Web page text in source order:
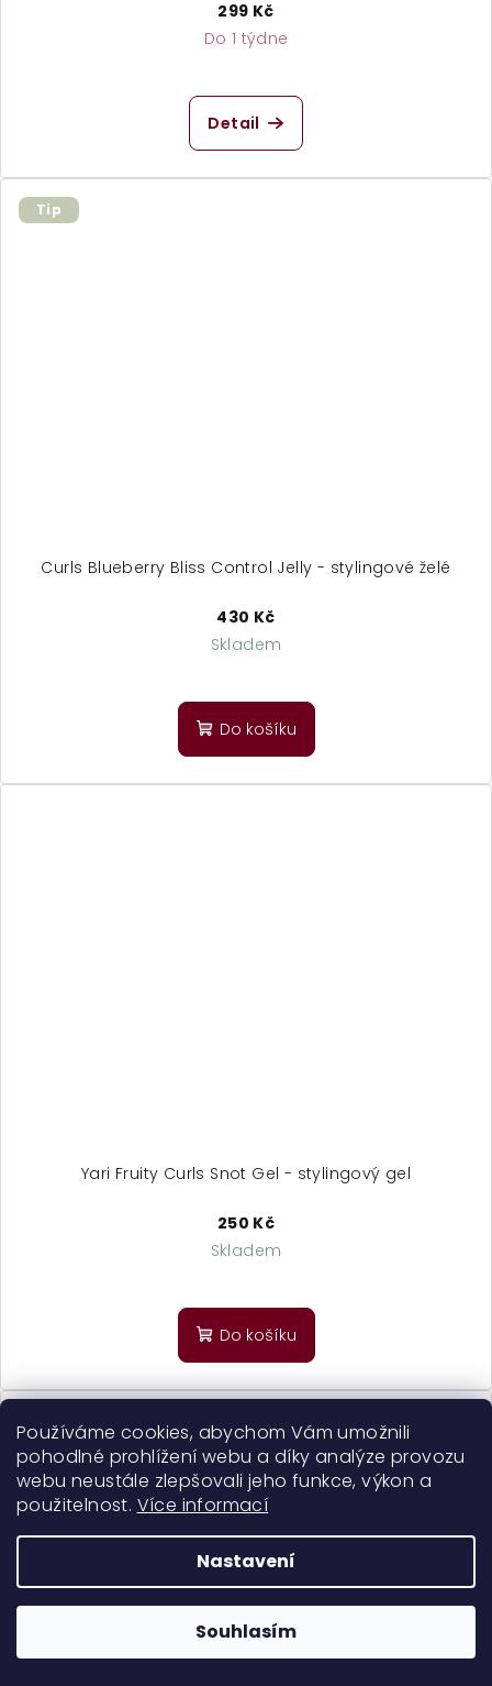
Používáme cookies, abychom Vám umožnili
pohodlné prohlížení webu a díky analýze provozu
webu neustále zlepšovali jeho funkce, výkon a
použitelnost. Více informací
Nastavení
Souhlasím
299 Kč
Do 1 týdne
Detail
Tip
Curls Blueberry Bliss Control Jelly - stylingové želé
430 Kč
Skladem
Do košíku
Yari Fruity Curls Snot Gel - stylingový gel
250 Kč
Skladem
hodnocení
produktu
z
hvězdiček.
Do košíku